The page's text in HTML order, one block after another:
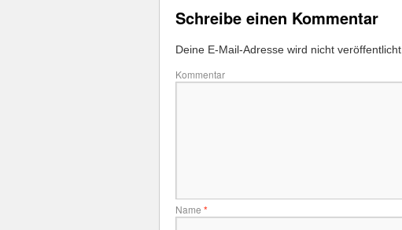
Schreibe einen Kommentar
Deine E-Mail-Adresse wird nicht veröffentlicht.
Kommentar
Name *